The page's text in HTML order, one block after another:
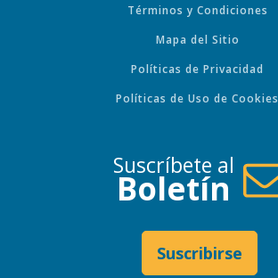
Términos y Condiciones
Mapa del Sitio
Políticas de Privacidad
Políticas de Uso de Cookies
Suscríbete al
Boletín
Suscribirse